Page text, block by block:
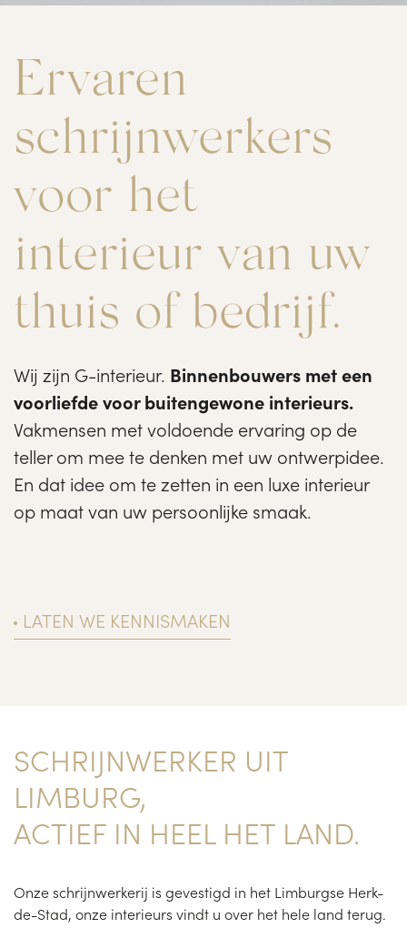
Ervaren
schrijnwerkers
voor het
interieur van uw
thuis of bedrijf.
Wij zijn G-interieur. Binnenbouwers met een
voorliefde voor buitengewone interieurs.
Vakmensen met voldoende ervaring op de
teller om mee te denken met uw ontwerpidee.
En dat idee om te zetten in een luxe interieur
op maat van uw persoonlijke smaak.
LATEN WE KENNISMAKEN
SCHRIJNWERKER UIT
LIMBURG,
ACTIEF IN HEEL HET LAND.
Onze schrijnwerkerij is gevestigd in het Limburgse Herk-
de-Stad, onze interieurs vindt u over het hele land terug.